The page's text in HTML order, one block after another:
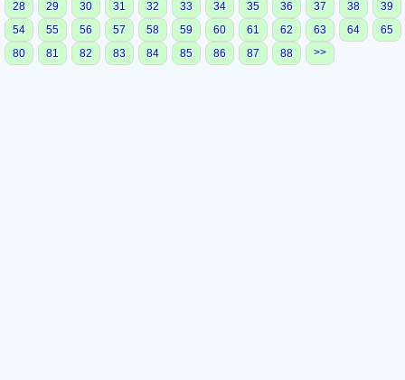
28
29 30 31 32 33 34 35 36 37 38
39
54
55 56 57 58 59 60 61 62 63 64
65
80
81 82 83 84 85 86 87 88 >>